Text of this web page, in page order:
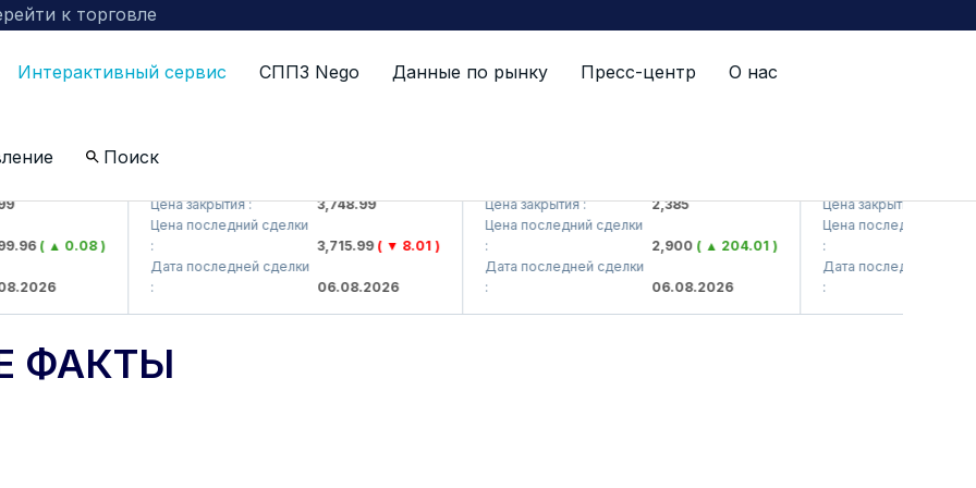
к торговле
Интерактивный сервис СППЗ Nego Данные по рынку Пресс-центр О нас
Поиск
( ▲ 0.08 )
Цена закрытия :
3,748.99
Цена последний сделки
3,715.99( ▼ 8.01 )
Дата последней сделки
06.08.2026
Цена закрытия :
2,385
Цена последний сделки
2,900( ▲ 204.01 )
Дата последней сделки
06.08.2026
Цена закрытия :
Цена последний сделки
Дата последней сделки
ФАКТЫ